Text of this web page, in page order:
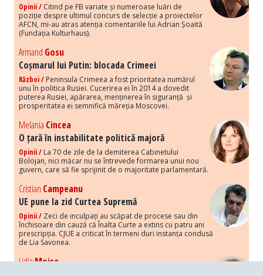
Opinii / Citind pe FB variate și numeroase luări de
poziție despre ultimul concurs de selecție a proiectelor
AFCN, mi-au atras atenția comentariile lui Adrian Șoaită
(Fundația Kulturhaus).
Armand Gosu
Coșmarul lui Putin: blocada Crimeei
Război / Peninsula Crimeea a fost prioritatea numărul
unu în politica Rusiei. Cucerirea ei în 2014 a dovedit
puterea Rusiei, apărarea, menținerea în siguranță și
prosperitatea ei semnifică măreția Moscovei.
Melania Cincea
O țară în instabilitate politică majoră
Opinii / La 70 de zile de la demiterea Cabinetului
Bolojan, nici măcar nu se întrevede formarea unui nou
guvern, care să fie sprijinit de o majoritate parlamentară.
Cristian Campeanu
UE pune la zid Curtea Supremă
Opinii / Zeci de inculpați au scăpat de procese sau din
închisoare din cauză că Înalta Curte a extins cu patru ani
prescripția. CJUE a criticat în termeni duri instanța condusă
de Lia Savonea.
LidiaMoise